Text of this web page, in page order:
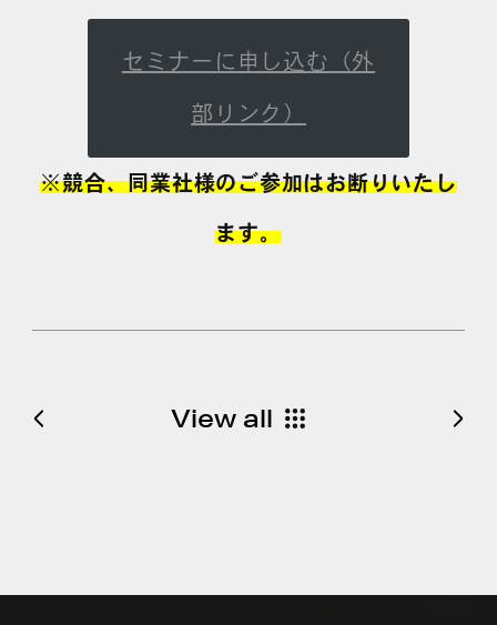
セミナーに申し込む（外
部リンク）
※競合、同業社様のご参加はお断りいたし
ます。
View all